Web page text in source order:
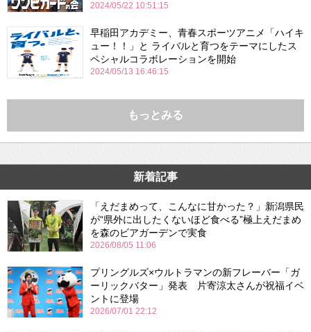
2024/05/22 10:51:15
早稲田アカデミー、青春スポーツアニメ「ハイキ
ュー！！」と ライバルと育つをテーマにしたス
ペシャルコラボレーションを開始
2024/05/13 16:46:15
もっとみる
新着記事
「えだまめって、こんなに甘かった？」新潟県民
が“県外に出したくないほど食べる”極上えだまめ
を森のビアガーデンで実食
2026/08/05 11:06
プリングルズ×ウルトラマンの新フレーバー「ガ
ーリックバター」発表 片寄涼太さんが祝福イベ
ントに登場
2026/07/01 22:12